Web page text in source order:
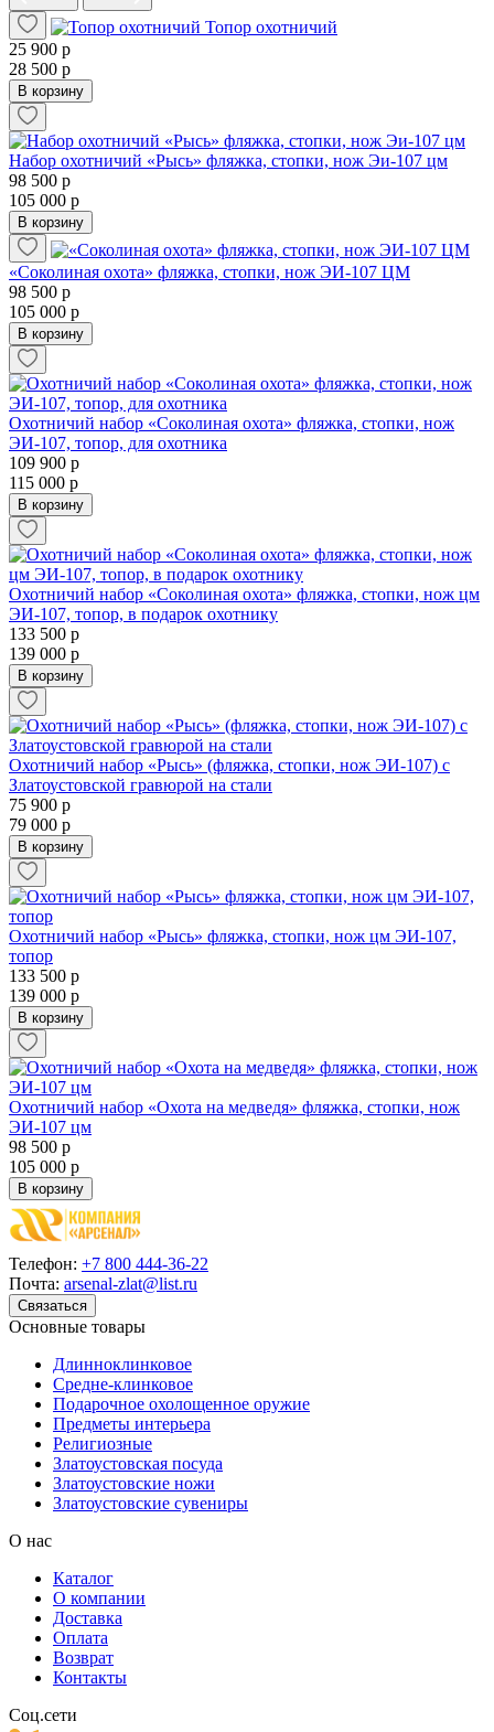
Топор охотничий
25 900 р
28 500 р
В корзину
Набор охотничий «Рысь» фляжка, стопки, нож Эи-107 цм
98 500 р
105 000 р
В корзину
«Соколиная охота» фляжка, стопки, нож ЭИ-107 ЦМ
98 500 р
105 000 р
В корзину
Охотничий набор «Соколиная охота» фляжка, стопки, нож
ЭИ-107, топор, для охотника
109 900 р
115 000 р
В корзину
Охотничий набор «Соколиная охота» фляжка, стопки, нож цм
ЭИ-107, топор, в подарок охотнику
133 500 р
139 000 р
В корзину
Охотничий набор «Рысь» (фляжка, стопки, нож ЭИ-107) с
Златоустовской гравюрой на стали
75 900 р
79 000 р
В корзину
Охотничий набор «Рысь» фляжка, стопки, нож цм ЭИ-107,
топор
133 500 р
139 000 р
В корзину
Охотничий набор «Охота на медведя» фляжка, стопки, нож
ЭИ-107 цм
98 500 р
105 000 р
В корзину
Телефон: +7 800 444-36-22
Почта: arsenal-zlat@list.ru
Связаться
Основные товары
Длинноклинковое
Средне-клинковое
Подарочное охолощенное оружие
Предметы интерьера
Религиозные
Златоустовская посуда
Златоустовские ножи
Златоустовские сувениры
О нас
Каталог
О компании
Доставка
Оплата
Возврат
Контакты
Соц.сети